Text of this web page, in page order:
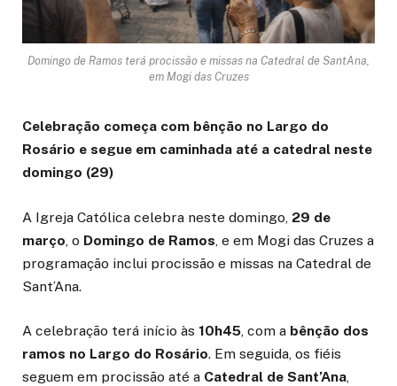
Domingo de Ramos terá procissão e missas na Catedral de SantAna,
em Mogi das Cruzes
Celebração começa com bênção no Largo do
Rosário e segue em caminhada até a catedral neste
domingo (29)
A Igreja Católica celebra neste domingo, 29 de
março , o Domingo de Ramos , e em Mogi das Cruzes a
programação inclui procissão e missas na Catedral de
Sant’Ana.
A celebração terá início às 10h45 , com a bênção dos
ramos no Largo do Rosário. Em seguida, os fiéis
seguem em procissão até a Catedral de Sant’Ana